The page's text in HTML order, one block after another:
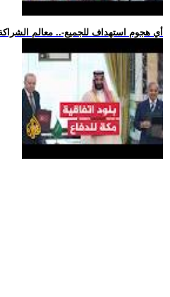
.. -أي هجوم استهداف للجميع-.. معالم